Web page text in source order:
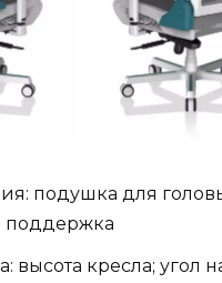
подушка для
поддержка
высота кресла; угол